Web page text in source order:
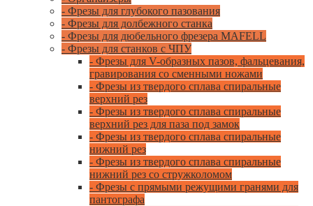
- Фрезы для глубокого пазования
- Фрезы для долбежного станка
- Фрезы для дюбельного фрезера MAFELL
- Фрезы для станков с ЧПУ
- Фрезы для V-образных пазов, фальцевания,
гравирования со сменными ножами
- Фрезы из твердого сплава спиральные
верхний рез
- Фрезы из твердого сплава спиральные
верхний рез для паза под замок
- Фрезы из твердого сплава спиральные
нижний рез
- Фрезы из твердого сплава спиральные
нижний рез со стружколомом
- Фрезы с прямыми режущими гранями для
пантографа